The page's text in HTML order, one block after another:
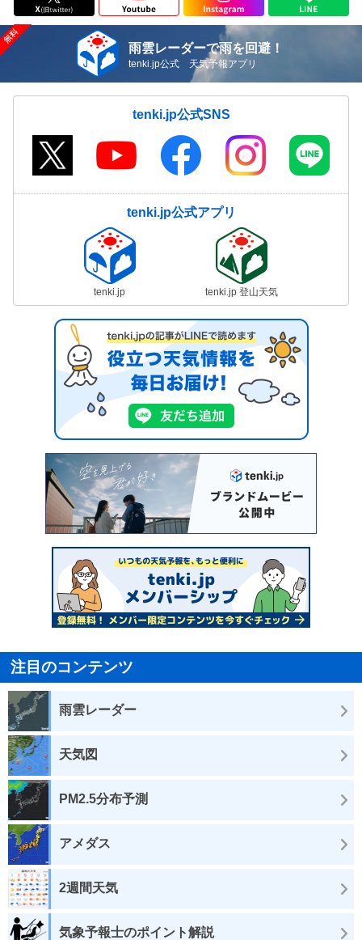
雨雲レーダーで雨を回避！
tenki.jp公式 天気予報アプリ
tenki.jp公式SNS
tenki.jp公式アプリ
tenki.jp tenki.jp 登山天気
注目のコンテンツ
雨雲レーダー
天気図
PM2.5分布予測
アメダス
2週間天気
気象予報士のポイント解説